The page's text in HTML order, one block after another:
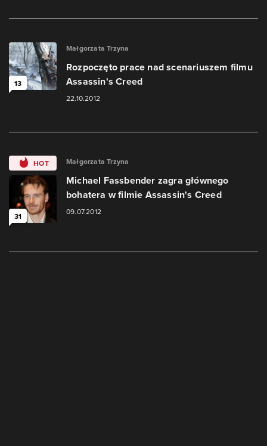
13
Małgorzata Trzyna
Rozpoczęto prace nad scenariuszem filmu
Assassin's Creed
22.10.2012
HOT
31
Małgorzata Trzyna
Michael Fassbender zagra głównego
bohatera w filmie Assassin's Creed
09.07.2012